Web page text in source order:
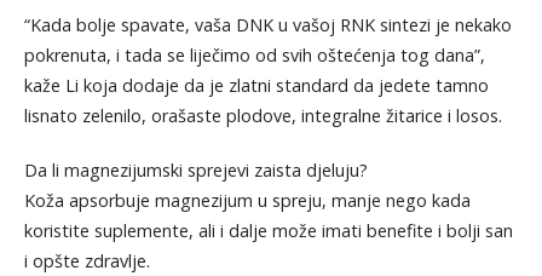
“Kada bolje spavate, vaša DNK u vašoj RNK sintezi je nekako
pokrenuta, i tada se liječimo od svih oštećenja tog dana”,
kaže Li koja dodaje da je zlatni standard da jedete tamno
lisnato zelenilo, orašaste plodove, integralne žitarice i losos.
Da li magnezijumski sprejevi zaista djeluju?
Koža apsorbuje magnezijum u spreju, manje nego kada
koristite suplemente, ali i dalje može imati benefite i bolji san
i opšte zdravlje.